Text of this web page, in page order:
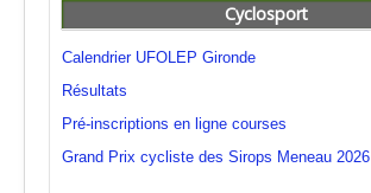
Cyclosport
Calendrier UFOLEP Gironde
Résultats
Pré-inscriptions en ligne courses
Grand Prix cycliste des Sirops Meneau 2026